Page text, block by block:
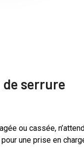
serrure
ou cassée,
une prise en